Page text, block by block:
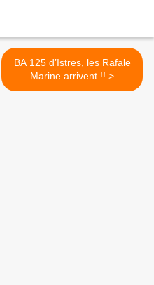
BA 125 d’Istres, les Rafale
Marine arrivent !! >